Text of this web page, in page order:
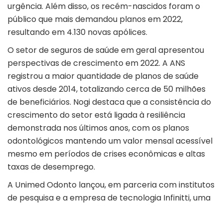
urgência. Além disso, os recém-nascidos foram o
público que mais demandou planos em 2022,
resultando em 4.130 novas apólices.
O setor de seguros de saúde em geral apresentou
perspectivas de crescimento em 2022. A ANS
registrou a maior quantidade de planos de saúde
ativos desde 2014, totalizando cerca de 50 milhões
de beneficiários. Nogi destaca que a consistência do
crescimento do setor está ligada à resiliência
demonstrada nos últimos anos, com os planos
odontológicos mantendo um valor mensal acessível
mesmo em períodos de crises econômicas e altas
taxas de desemprego.
A Unimed Odonto lançou, em parceria com institutos
de pesquisa e a empresa de tecnologia Infinitti, uma